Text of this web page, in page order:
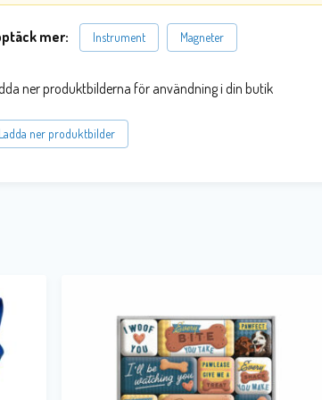
mer: Instrument Magneter
ner produktbilderna för användning i din butik
Ladda ner produktbilder